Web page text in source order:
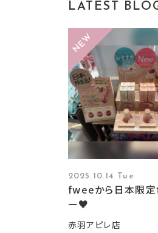
LATEST
2025.10.14 Tue
fweeから日本限定
ー♥
赤羽アピレ店